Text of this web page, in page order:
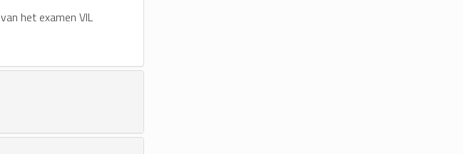
het examen VIL